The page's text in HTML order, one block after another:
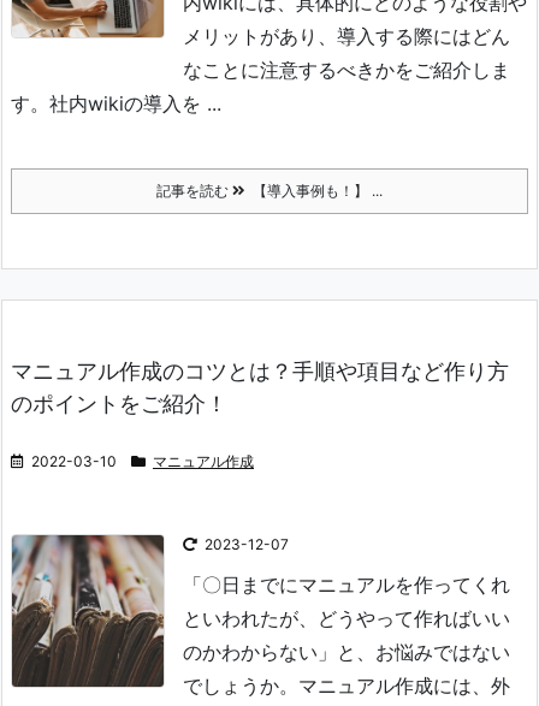
メリットがあり、導入する際にはどん
なことに注意するべきかをご紹介しま
す。 社内wikiの導入を ...
記事を読む 【導入事例も！】 ...
マニュアル作成のコツとは？手順や項目など作り方
のポイントをご紹介！
2022-03-10 マニュアル作成
2023-12-07
「〇日までにマニュアルを作ってくれ
といわれたが、どうやって作ればいい
のかわからない」と、お悩みではない
でしょうか。マニュアル作成には、外